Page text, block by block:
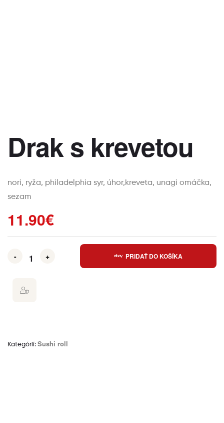
Drak s krevetou
nori, ryža, philadelphia syr, úhor,kreveta, unagi omáčka,
sezam
11.90€
- + PRIDAŤ DO KOŠÍKA
Kategórií: Sushi roll